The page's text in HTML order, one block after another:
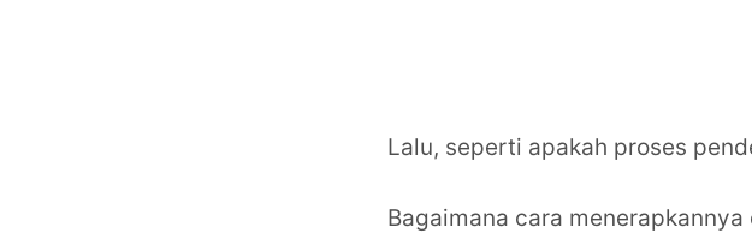
Lalu, seperti apakah proses
Bagaimana cara